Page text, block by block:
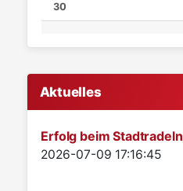
30
Aktuelles
Erfolg beim Stadtradeln
Details
2026-07-09 17:16:45